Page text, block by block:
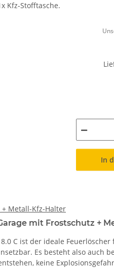
Kfz-Stofftasche.
In
+ Metall-Kfz-Halter
mit Frostschutz +
C ist der ideale
Es besteht also auch
keine